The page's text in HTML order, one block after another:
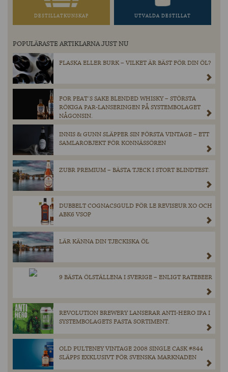
DESTILLATKUNSKAP UTVALDA DESTILLAT
POPULÄRASTE ARTIKLARNA JUST NU
FLASKA ELLER BURK – VILKET ÄR BÄST FÖR DIN ÖL?
FOR PEAT´S SAKE BLENDED WHISKY – STÖRSTA
RÖKIGA PAR-LANSERINGEN PÅ SYSTEMBOLAGET
NÅGONSIN.
INNIS & GUNN SLÄPPER SIN FÖRSTA VINTAGE – ETT
SAMLAROBJEKT FÖR KONNÄSSÖREN
ZUBR PREMIUM – BÄSTA TJECK I STORT BLINDTEST.
DUBBELT COGNACSGULD FÖR LE REVISEUR XO OCH
ABK6 VSOP
LÄR KÄNNA DIN TJECKISKA ÖL
9 BÄSTA ÖLSTÄLLENA I SVERIGE – ENLIGT RATEBEER
REVOLUTION BREWERY LANSERAR ANTI-HERO IPA I
SYSTEMBOLAGETS FASTA SORTIMENT.
OLD PULTENEY VINTAGE 2008 SINGLE CASK #844
SLÄPPS EXKLUSIVT FÖR SVENSKA MARKNADEN